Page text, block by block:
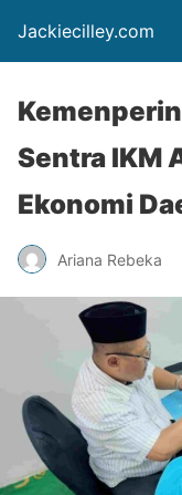
Jackiecilley.com
Sentra IKM
Ekonomi
Ariana Rebeka